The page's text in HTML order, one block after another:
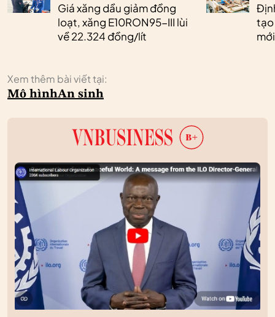
Giá xăng dầu giảm đồng
loạt, xăng E10RON95-III lùi
về 22.324 đồng/lít
tạo
Xem thêm bài viết tại:
Mô hìnhAn sinh